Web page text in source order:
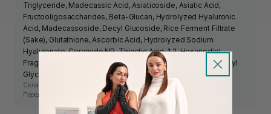
Triglyceride, Madecassic Acid, Asiaticoside, Asiatic Acid,
Fructooligosaccharides, Beta-Glucan, Hydrolyzed Hyaluronic
Acid, Madecassoside, Decyl Glucoside, Rice Ferment Filtrate
(Sake), Glutathione, Ascorbic Acid, Hydrolyzed Sodium
Hyaluronate, Ceramide NP, Thioctic Acid, 1,2-Hexanediol,
Fragrance, Hydroxyacetophenone, Pentylene Glycol, Caprylyl
Glycol.
Склад засобу може змінюватись виробником.
Перед використанням ознайомтесь з інформацією на упаковці.